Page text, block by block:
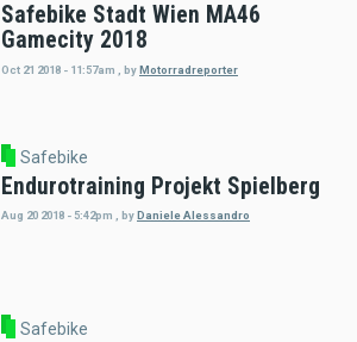
Safebike Stadt Wien MA46
Gamecity 2018
Oct 21 2018 - 11:57am byMotorradreporter
Safebike
Endurotraining Projekt Spielberg
Aug 20 2018 - 5:42pm , by Daniele Alessandro
Safebike